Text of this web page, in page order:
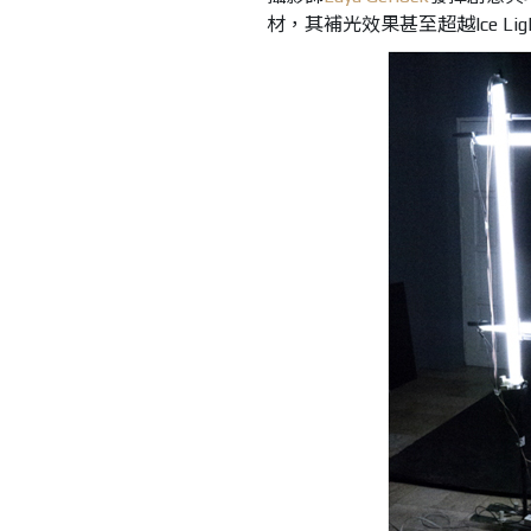
材，其補光效果甚至超越Ice